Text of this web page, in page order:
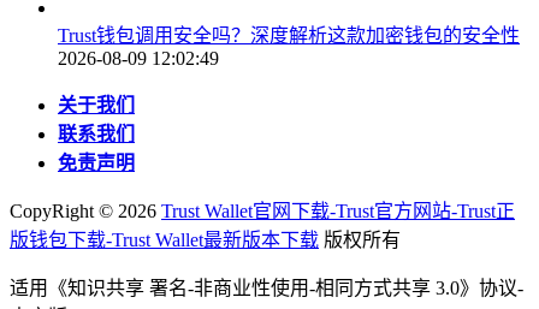
Trust钱包调用安全吗？深度解析这款加密钱包的安全性
2026-08-09 12:02:49
关于我们
联系我们
免责声明
CopyRight © 2026 Trust Wallet官网下载-Trust官方网站-Trust正
版钱包下载-Trust Wallet最新版本下载 版权所有
适用《知识共享 署名-非商业性使用-相同方式共享 3.0》协议-